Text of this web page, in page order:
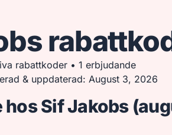
rabattkoder • 1 erbjudande
& uppdaterad: August 3, 2026
Sif Jakobs